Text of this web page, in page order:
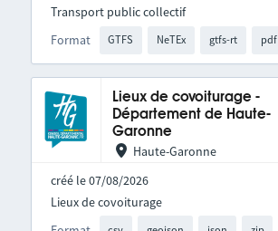
Format GTFS NeTEx gtfs-rt pdf
Transport public collectif
Lieux de covoiturage -
Département de Haute-
Garonne
Haute-Garonne
créé le 07/08/2026
Lieux de covoiturage